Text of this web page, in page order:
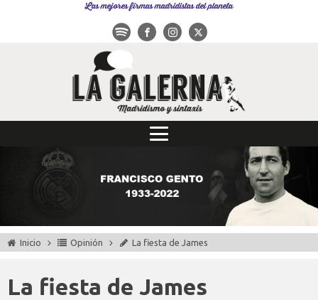
Las mejores firmas madridistas del planeta
Inicio Opinión La fiesta de James
La fiesta de James